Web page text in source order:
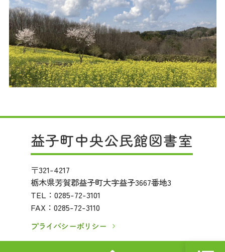
益子町中央公民館図書室
〒321-4217
栃木県芳賀郡益子町大字益子3667番地3
TEL： 0285-72-3101
FAX：0285-72-3110
プライバシーポリシー